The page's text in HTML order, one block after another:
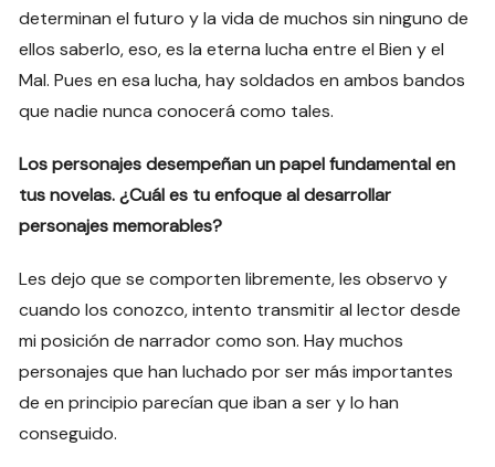
determinan el futuro y la vida de muchos sin ninguno de
ellos saberlo, eso, es la eterna lucha entre el Bien y el
Mal. Pues en esa lucha, hay soldados en ambos bandos
que nadie nunca conocerá como tales.
Los personajes desempeñan un papel fundamental en
tus novelas. ¿Cuál es tu enfoque al desarrollar
personajes memorables?
Les dejo que se comporten libremente, les observo y
cuando los conozco, intento transmitir al lector desde
mi posición de narrador como son. Hay muchos
personajes que han luchado por ser más importantes
de en principio parecían que iban a ser y lo han
conseguido.